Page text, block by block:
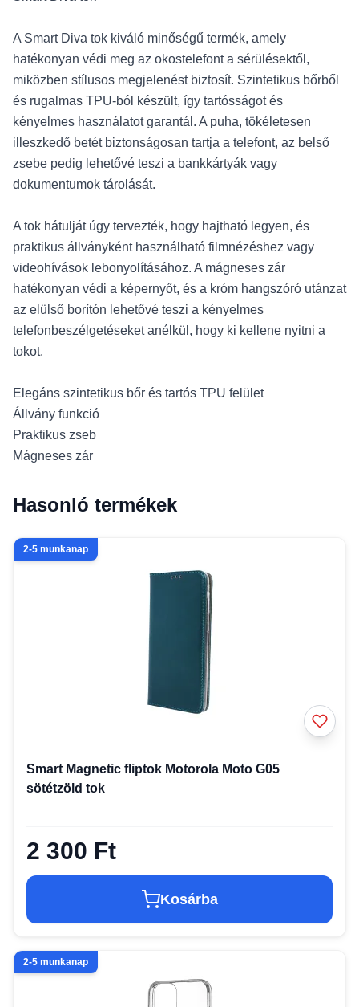
A Smart Diva tok kiváló minőségű termék, amely
hatékonyan védi meg az okostelefont a sérülésektől,
miközben stílusos megjelenést biztosít. Szintetikus bőrből
és rugalmas TPU-ból készült, így tartósságot és
kényelmes használatot garantál. A puha, tökéletesen
illeszkedő betét biztonságosan tartja a telefont, az belső
zsebe pedig lehetővé teszi a bankkártyák vagy
dokumentumok tárolását.
A tok hátulját úgy tervezték, hogy hajtható legyen, és
praktikus állványként használható filmnézéshez vagy
videohívások lebonyolításához. A mágneses zár
hatékonyan védi a képernyőt, és a króm hangszóró utánzat
az elülső borítón lehetővé teszi a kényelmes
telefonbeszélgetéseket anélkül, hogy ki kellene nyitni a
tokot.
Elegáns szintetikus bőr és tartós TPU felület
Állvány funkció
Praktikus zseb
Mágneses zár
Hasonló termékek
2-5 munkanap
Smart Magnetic fliptok Motorola Moto G05
sötétzöld tok
2 300 Ft
Kosárba
2-5 munkanap